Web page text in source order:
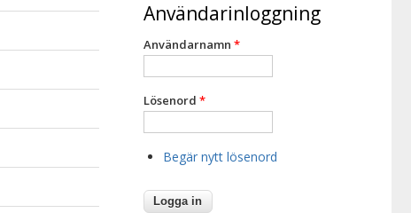
Användarinloggning
Användarnamn *
Lösenord *
Begär nytt lösenord